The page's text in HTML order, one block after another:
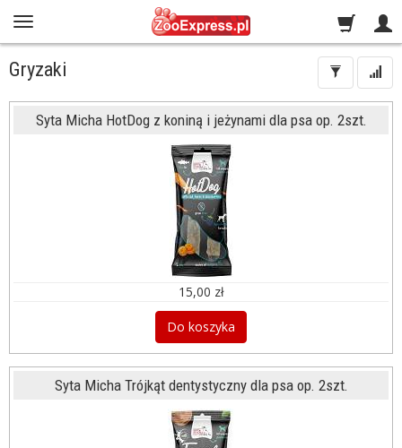
Gryzaki
Syta Micha HotDog z koniną i jeżynami dla psa op. 2szt.
15,00 zł
Do koszyka
Syta Micha Trójkąt dentystyczny dla psa op. 2szt.